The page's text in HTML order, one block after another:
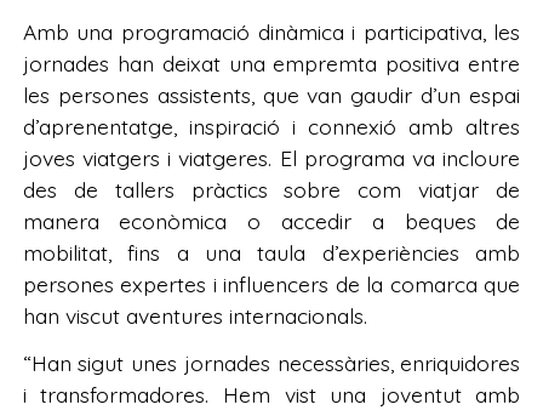
Amb una programació dinàmica i participativa, les
jornades han deixat una empremta positiva entre
les persones assistents, que van gaudir d’un espai
d’aprenentatge, inspiració i connexió amb altres
joves viatgers i viatgeres. El programa va incloure
des de tallers pràctics sobre com viatjar de
manera econòmica o accedir a beques de
mobilitat, fins a una taula d’experiències amb
persones expertes i influencers de la comarca que
han viscut aventures internacionals.
“Han sigut unes jornades necessàries, enriquidores
i transformadores. Hem vist una joventut amb